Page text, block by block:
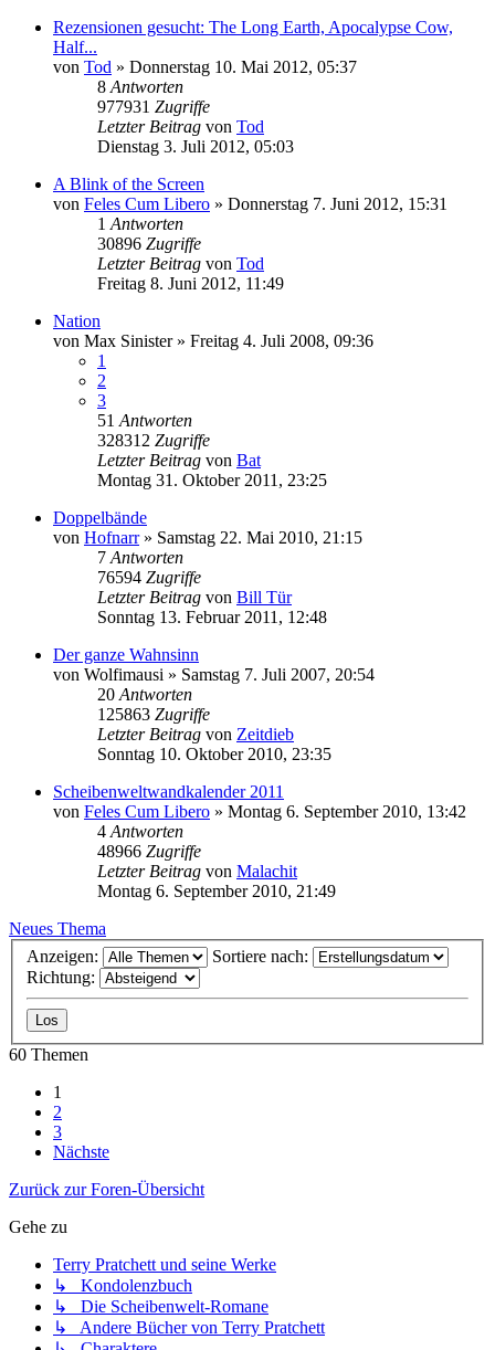
Rezensionen gesucht: The Long Earth, Apocalypse Cow,
Half...
von Tod » Donnerstag 10. Mai 2012, 05:37
8 Antworten
977931 Zugriffe
Letzter Beitrag von Tod
Dienstag 3. Juli 2012, 05:03
A Blink of the Screen
von Feles Cum Libero » Donnerstag 7. Juni 2012, 15:31
1 Antworten
30896 Zugriffe
Letzter Beitrag von Tod
Freitag 8. Juni 2012, 11:49
Nation
von Max Sinister» Freitag 4. Juli 2008, 09:36
1
2
3
51 Antworten
328312 Zugriffe
Letzter Beitrag von Bat
Montag 31. Oktober 2011, 23:25
Doppelbände
von Hofnarr» Samstag 22. Mai 2010, 21:15
7 Antworten
76594 Zugriffe
Letzter Beitrag von Bill Tür
Sonntag 13. Februar 2011, 12:48
Der ganze Wahnsinn
von Wolfimausi » Samstag 7. Juli 2007, 20:54
20 Antworten
125863 Zugriffe
Letzter Beitrag von Zeitdieb
Sonntag 10. Oktober 2010, 23:35
Scheibenweltwandkalender 2011
von Feles Cum Libero » Montag 6. September 2010, 13:42
4 Antworten
48966 Zugriffe
Letzter Beitrag von Malachit
Montag 6. September 2010, 21:49
Neues Thema
Anzeigen:
Sortiere nach:
Richtung:
60 Themen
1
2
3
Nächste
Zurück zur Foren-Übersicht
Gehe zu
Terry Pratchett und seine Werke
↳ Kondolenzbuch
↳ Die Scheibenwelt-Romane
↳ Andere Bücher von Terry Pratchett